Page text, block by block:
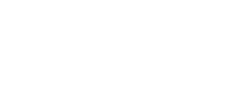
ジェット船＋復路飛行